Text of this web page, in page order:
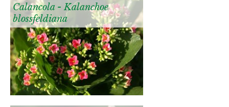
Calancola - Kalanchoe
blossfeldiana